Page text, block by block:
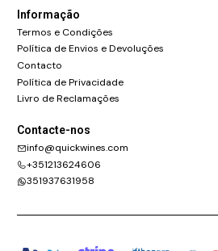
Informação
Termos e Condições
Política de Envios e Devoluções
Contacto
Política de Privacidade
Livro de Reclamações
Contacte-nos
info@quickwines.com
+351213624606
351937631958